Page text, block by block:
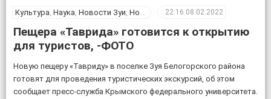
Культура Наука Новости Зуи Новости Крыма ,Общество
22:16 08.02.2022
Пещера «Таврида» готовится к открытию
для туристов, -ФОТО
Новую пещеру «Тавриду» в поселке Зуя Белогорского района
готовят для проведения туристических экскурсий, об этом
сообщает пресс-служба Крымского федерального университета.